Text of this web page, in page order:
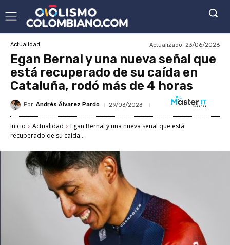
Actualidad Actualizado: 23/06/2026
Egan Bernal y una nueva señal que
está recuperado de su caída en
Cataluña, rodó más de 4 horas
Por Andrés Álvarez Pardo 29/03/2023
Inicio Actualidad
Egan Bernal y una nueva señal que está
recuperado de su caída...